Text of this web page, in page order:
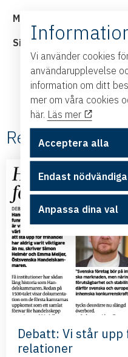
Maria Björk
Simon Helmér, vd
Relaterade
Debatt: Vi står
relationer
Vi använder cookies
användarupplevelse
information om ditt
mer om våra cookies
här. Läs mer
Acceptera alla
Endast nödvändiga
Anpassa dina val